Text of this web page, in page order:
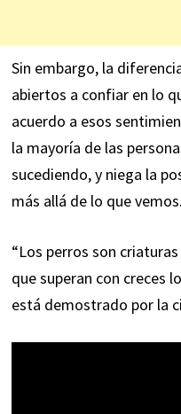
Sin embargo, la
abiertos a confiar en lo
acuerdo a esos
la mayoría de las
sucediendo, y niega la
más allá de lo que vemos.
“Los perros son
que superan con creces
está demostrado por la